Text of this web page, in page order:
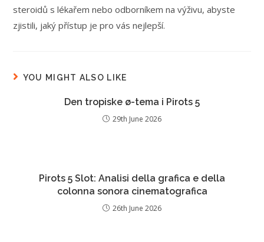
steroidů s lékařem nebo odborníkem na výživu, abyste
zjistili, jaký přístup je pro vás nejlepší.
YOU MIGHT ALSO LIKE
Den tropiske ø-tema i Pirots 5
29th June 2026
Pirots 5 Slot: Analisi della grafica e della
colonna sonora cinematografica
26th June 2026